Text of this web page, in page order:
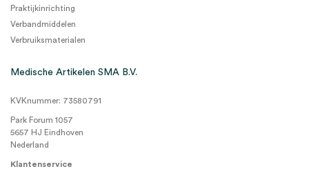
Praktijkinrichting
Verbandmiddelen
Verbruiksmaterialen
Medische Artikelen SMA B.V.
KVKnummer: 73580791
Park Forum 1057
5657 HJ Eindhoven
Nederland
Klantenservice